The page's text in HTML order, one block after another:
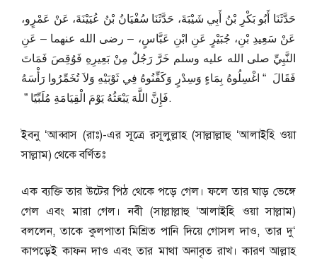
حَدَّثَنَا أَبُو بَكْرِ بْنُ أَبِي شَيْبَةَ، حَدَّثَنَا سُفْيَانُ بْنُ عُيَيْنَةَ، عَنْ عَمْرٍو،
عَنْ سَعِيدِ بْنِ، جُبَيْرٍ عَنِ ابْنِ عَبَّاسٍ، – رضى الله عنهما – عَنِ
النَّبِيِّ صلى الله عليه وسلم خَرَّ رَجُلٌ مِنْ بَعِيرِهِ فَوُقِصَ فَمَاتَ
فَقَالَ ‏ “‏ اغْسِلُوهُ بِمَاءٍ وَسِدْرٍ وَكَفِّنُوهُ فِي ثَوْبَيْهِ وَلاَ تُخَمِّرُوا رَأْسَهُ
فَإِنَّ اللَّهَ يَبْعَثُهُ يَوْمَ الْقِيَامَةِ مُلَبِّيًا ‏”‏ ‏.
ইবনু ‘আব্বাস (রাঃ)-এর সূত্রে রসূলুল্লাহ (সাল্লাল্লাহু ‘আলাইহি ওয়া
সাল্লাম) থেকে বর্ণিতঃ
এক ব্যক্তি তার উটের পিঠ থেকে পড়ে গেল। ফলে তার ঘাড় ভেঙ্গে
গেল এবং মারা গেল। নবী (সাল্লাল্লাহু ‘আলাইহি ওয়া সাল্লাম)
বললেন, তাকে কুলপাতা মিশ্রিত পানি দিয়ে গোসল দাও, তার দু‘
কাপড়েই কাফন দাও এবং তার মাথা অনাবৃত রাখ। কারণ আল্লাহ